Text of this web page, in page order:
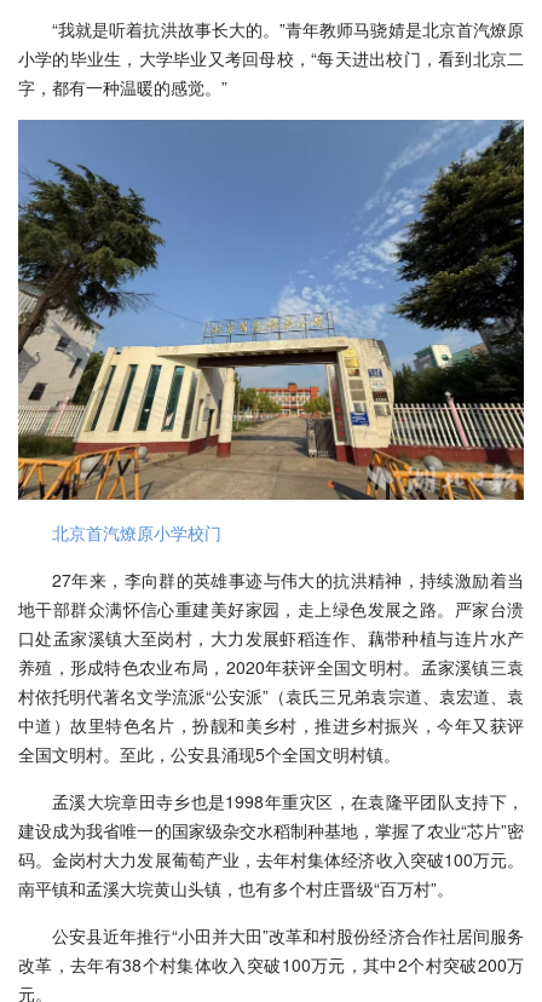
“我就是听着抗洪故事长大的。”青年教师马骁婧是北京首汽燎原
小学的毕业生，大学毕业又考回母校，“每天进出校门，看到北京二
字，都有一种温暖的感觉。”
北京首汽燎原小学校门
27年来，李向群的英雄事迹与伟大的抗洪精神，持续激励着当
地干部群众满怀信心重建美好家园，走上绿色发展之路。严家台溃
口处孟家溪镇大至岗村，大力发展虾稻连作、藕带种植与连片水产
养殖，形成特色农业布局，2020年获评全国文明村。孟家溪镇三袁
村依托明代著名文学流派“公安派”（袁氏三兄弟袁宗道、袁宏道、袁
中道）故里特色名片，扮靓和美乡村，推进乡村振兴，今年又获评
全国文明村。至此，公安县涌现5个全国文明村镇。
孟溪大垸章田寺乡也是1998年重灾区，在袁隆平团队支持下，
建设成为我省唯一的国家级杂交水稻制种基地，掌握了农业“芯片”密
码。金岗村大力发展葡萄产业，去年村集体经济收入突破100万元。
南平镇和孟溪大垸黄山头镇，也有多个村庄晋级“百万村”。
公安县近年推行“小田并大田”改革和村股份经济合作社居间服务
改革，去年有38个村集体收入突破100万元，其中2个村突破200万
元。